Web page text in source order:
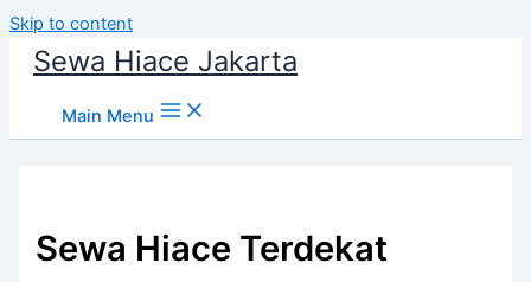
Skip to content
Sewa Hiace Jakarta
Main Menu
Sewa Hiace Terdekat